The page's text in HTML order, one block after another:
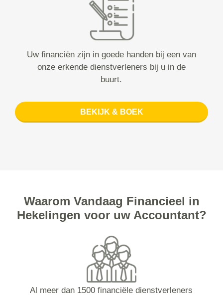
Uw financiën zijn in goede handen bij een van
onze erkende dienstverleners bij u in de
buurt.
BEKIJK & BOEK
Waarom Vandaag Financieel in
Hekelingen voor uw Accountant?
Al meer dan 1500 financiële dienstverleners